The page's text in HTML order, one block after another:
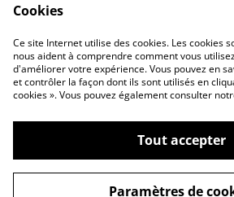
Contact Us
Privacy Policy
©2026Bertille_et_Seccotine
Cookies
Ce site Internet utilise des cookies. Les cookies
nous aident à comprendre comment vous
d'améliorer votre expérience. Vous pouvez en
et contrôler la façon dont ils sont utilisés en
cookies ». Vous pouvez également consulter
Tout accepter
Paramètres de